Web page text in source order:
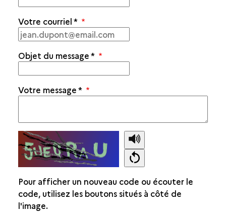
Votre courriel*
Objet du message*
Votre message*
Pour afficher un nouveau code ou écouter le
code, utilisez les boutons situés à côté de
l'image.